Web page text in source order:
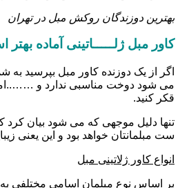
بهترین دوزندگان روکش مبل در تهران
کاور مبل ژلـــــاتینی آماده
اگر از یک دوزنده کاور مبل بپرسید
می شود دوخت مناسبی ندارد و
قکر کنید.
تنها دلیل موجهی که می شود بیان کرد
ست مبلمانتان خواهد بود و این یعنی
انواع کاور ژلاتینی مبل
بر اساس نوع مبلمان اسامی مختلفی